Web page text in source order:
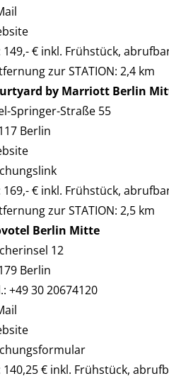
149,- € inkl. Frühstück,
zur STATION: 2,4 km
by Marriott Berlin
Springer-Straße 55
Berlin
169,- € inkl. Frühstück,
zur STATION: 2,5 km
Berlin Mitte
12
Berlin
+49 30 20674120
140,25 € inkl. Frühstück,